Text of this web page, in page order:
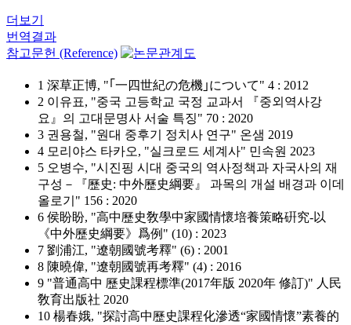
더보기
번역결과
참고문헌 (Reference)
1 深草正博, "｢一四世紀の危機｣について" 4 : 2012
2 이유표, "중국 고등학교 국정 교과서 『중외역사강
요』의 고대문명사 서술 특징" 70 : 2020
3 권용철, "원대 중후기 정치사 연구" 온샘 2019
4 모리야스 타카오, "실크로드 세계사" 민속원 2023
5 오병수, "시진핑 시대 중국의 역사정책과 자국사의 재
구성－『歷史: 中外歷史綱要』 과목의 개설 배경과 이데
올로기" 156 : 2020
6 侯盼盼, "高中歷史敎學中家國情懷培養策略硏究-以
《中外歷史綱要》爲例" (10) : 2023
7 劉浦江, "遼朝國號考釋" (6) : 2001
8 陳曉偉, "遼朝國號再考釋" (4) : 2016
9 "普通高中 歷史課程標準(2017年版 2020年 修訂)" 人民
敎育出版社 2020
10 楊春娥, "探討高中歷史課程化滲透“家國情懷”素養的